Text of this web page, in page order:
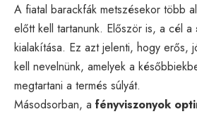
A fiatal barackfák metszésekor több
előtt kell tartanunk. Először is, a cél a
kialakítása. Ez azt jelenti, hogy erős,
kell nevelnünk, amelyek a
megtartani a termés súlyát.
Másodsorban, a fényviszonyok